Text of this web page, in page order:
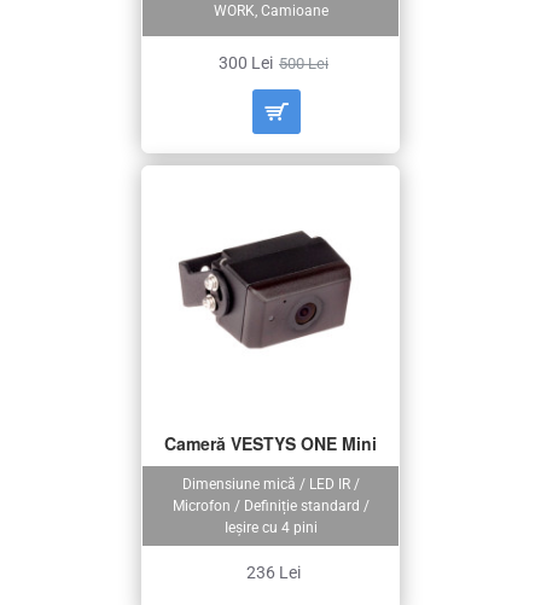
WORK, Camioane
300 Lei 500 Lei
Dimensiune mică / LED IR /
Microfon / Definiție standard /
Ieșire cu 4 pini
Cameră VESTYS ONE Mini
236 Lei